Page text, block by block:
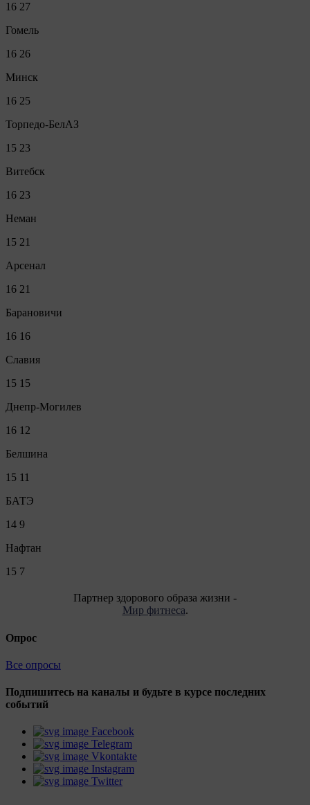
16 27
Гомель
16 26
Минск
16 25
Торпедо-БелАЗ
15 23
Витебск
16 23
Неман
15 21
Арсенал
16 21
Барановичи
16 16
Славия
15 15
Днепр-Могилев
16 12
Белшина
15 11
БАТЭ
14 9
Нафтан
15 7
Партнер здорового образа жизни -
Мир фитнеса.
Опрос
Все опросы
Подпишитесь на каналы и будьте в курсе последних
событий
Facebook
Telegram
Vkontakte
Instagram
Twitter